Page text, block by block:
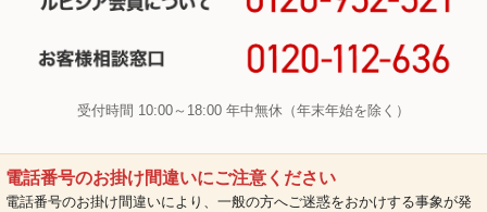
受付時間 10:00～18:00 年中無休（年末年始を除く）
電話番号のお掛け間違いにご注意ください
電話番号のお掛け間違いにより、一般の方へご迷惑をおかけする事象が発